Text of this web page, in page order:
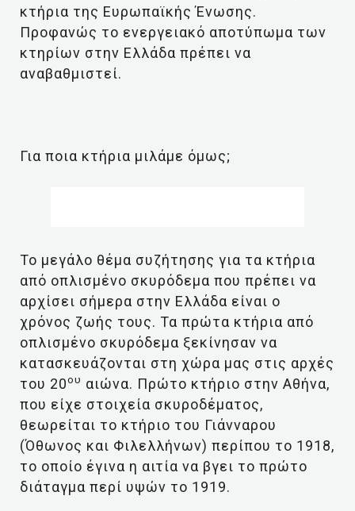
κτήρια της Ευρωπαϊκής Ένωσης.
Προφανώς το ενεργειακό αποτύπωμα των
κτηρίων στην Ελλάδα πρέπει να
αναβαθμιστεί.
Για ποια κτήρια μιλάμε όμως;
Το μεγάλο θέμα συζήτησης για τα κτήρια
από οπλισμένο σκυρόδεμα που πρέπει να
αρχίσει σήμερα στην Ελλάδα είναι ο
χρόνος ζωής τους. Τα πρώτα κτήρια από
οπλισμένο σκυρόδεμα ξεκίνησαν να
κατασκευάζονται στη χώρα μας στις αρχές
του 20ου αιώνα. Πρώτο κτήριο στην Αθήνα,
που είχε στοιχεία σκυροδέματος,
θεωρείται το κτήριο του Γιάνναρου
(Όθωνος και Φιλελλήνων) περίπου το 1918,
το οποίο έγινα η αιτία να βγει το πρώτο
διάταγμα περί υψών το 1919.